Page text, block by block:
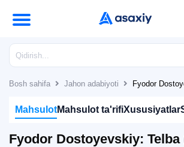
Bosh sahifa Jahon adabiyoti Fyodor
MahsulotMahsulot ta'rifiXususiyatlar
Fyodor Dostoyevskiy: Telba